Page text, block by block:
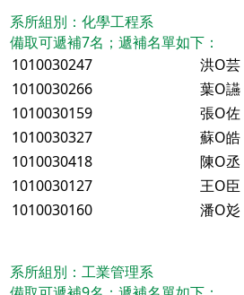
系所組別：化學工程系
備取可遞補7名；遞補名單如下：
1010030247
洪O芸
1010030266
葉O讌
1010030159
張O佐
1010030327
蘇O皓
1010030418
陳O丞
1010030127
王O臣
1010030160
潘O彣
系所組別：工業管理系